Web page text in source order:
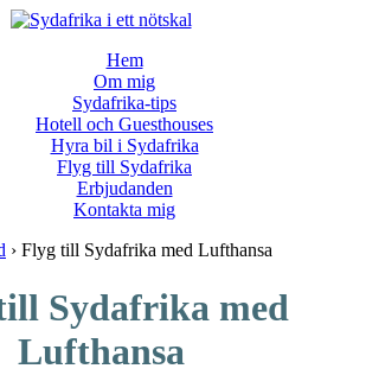
Hem
Om mig
Sydafrika-tips
Hotell och Guesthouses
Hyra bil i Sydafrika
Flyg till Sydafrika
Erbjudanden
Kontakta mig
› Flyg till Sydafrika med Lufthansa
Sydafrika med
Lufthansa